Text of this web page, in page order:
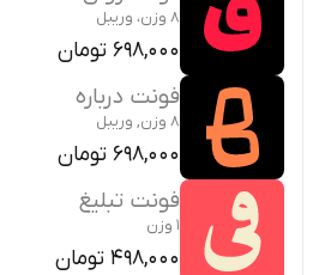
8 وزن، وریبل
698,000 تومان
فونت درباره
8 وزن, وریبل
698,000 تومان
فونت تبلیغ
1 وزن
498,000 تومان